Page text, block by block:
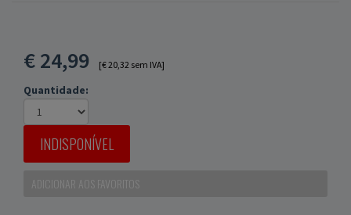
€24,99 [€ 20,32 sem IVA]
Quantidade:
INDISPONÍVEL
ADICIONAR AOS FAVORITOS